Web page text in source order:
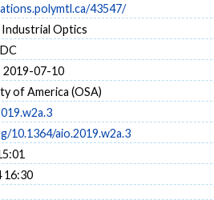
43547/
Optics
2019-07-10
of America (OSA)
10.1364/aio.2019.w2a.3
16:30